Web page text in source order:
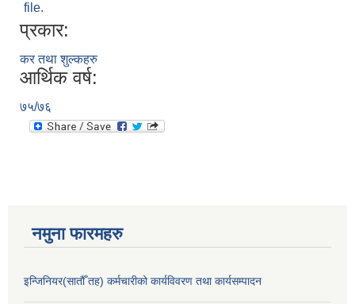
file.
प्रकार:
कर तथा शुल्कहरु
आर्थिक वर्ष:
७५/७६
नमुना फारमहरु
इन्जिनियर(सातौँ तह) कर्मचारीको कार्यविवरण तथा कार्यसम्पादन